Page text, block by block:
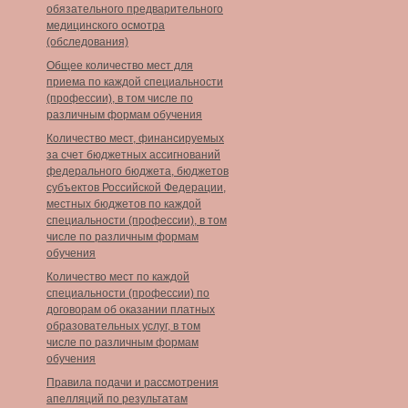
обязательного предварительного
медицинского осмотра
(обследования)
Общее количество мест для
приема по каждой специальности
(профессии), в том числе по
различным формам обучения
Количество мест, финансируемых
за счет бюджетных ассигнований
федерального бюджета, бюджетов
субъектов Российской Федерации,
местных бюджетов по каждой
специальности (профессии), в том
числе по различным формам
обучения
Количество мест по каждой
специальности (профессии) по
договорам об оказании платных
образовательных услуг, в том
числе по различным формам
обучения
Правила подачи и рассмотрения
апелляций по результатам